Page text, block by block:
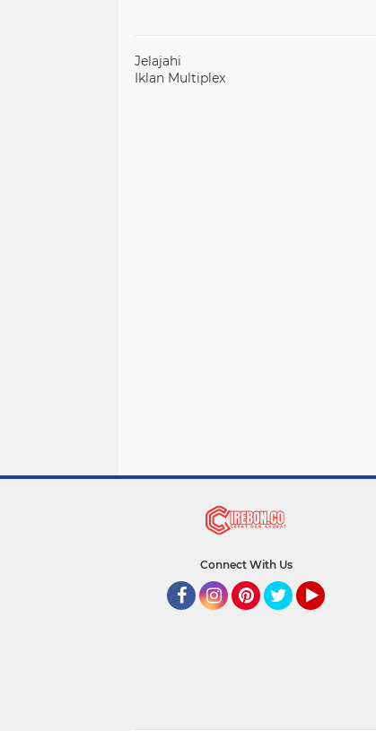
Jelajahi
Iklan Multiplex
Connect With Us